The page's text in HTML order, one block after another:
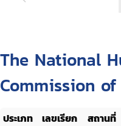
The National
Commission
ประเภท เลขเรียก สถานที่